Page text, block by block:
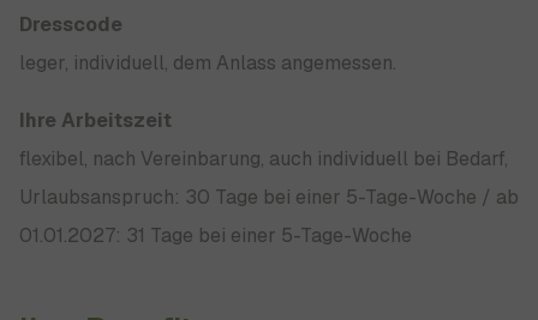
Dresscode
leger, individuell, dem Anlass angemessen.
Ihre Arbeitszeit
flexibel, nach Vereinbarung, auch individuell bei Bedarf,
Urlaubsanspruch: 30 Tage bei einer 5-Tage-Woche / ab
01.01.2027: 31 Tage bei einer 5-Tage-Woche